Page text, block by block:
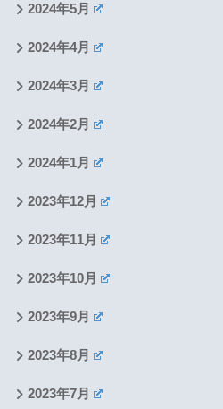
2024年5月
2024年4月
2024年3月
2024年2月
2024年1月
2023年12月
2023年11月
2023年10月
2023年9月
2023年8月
2023年7月